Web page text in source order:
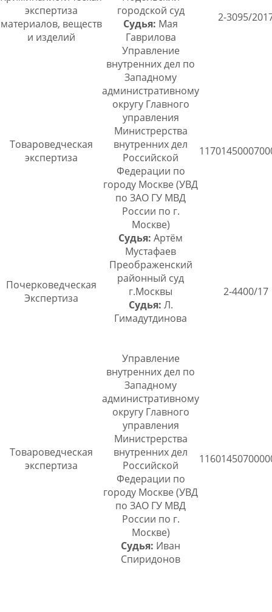
экспертиза
материалов, веществ
и изделий
городской суд
Судья: Мая
Гаврилова
2-3095/
Товароведческая
экспертиза
Управление
внутренних дел по
Западному
административному
округу Главного
управления
Министрерства
внутренних дел
Российской
Федерации по
городу Москве (УВД
по ЗАО ГУ МВД
России по г.
Москве)
Судья: Артём
Мустафаев
Почерковедческая
Экспертиза
Преображенский
районный суд
г.Москвы
Судья: Л.
Гимадутдинова
2-4400/17
Товароведческая
экспертиза
Управление
внутренних дел по
Западному
административному
округу Главного
управления
Министрерства
внутренних дел
Российской
Федерации по
городу Москве (УВД
по ЗАО ГУ МВД
России по г.
Москве)
Судья: Иван
Спиридонов